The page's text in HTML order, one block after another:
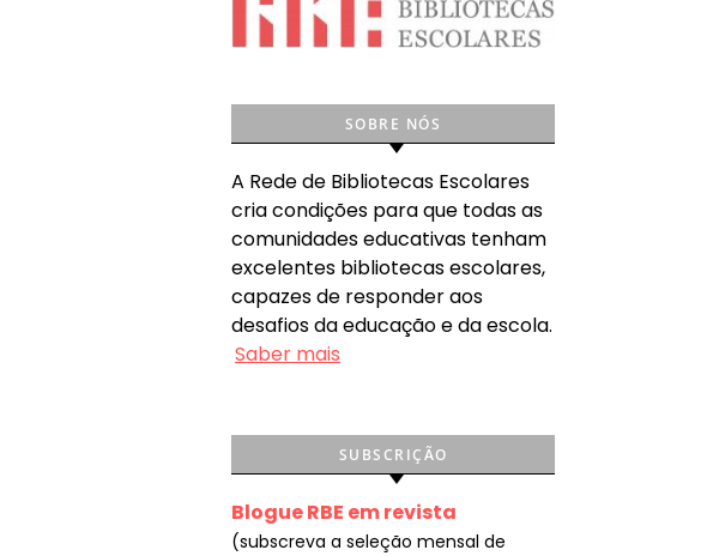
SOBRE NÓS
A Rede de Bibliotecas Escolares
cria condições para que todas as
comunidades educativas tenham
excelentes bibliotecas escolares,
capazes de responder aos
desafios da educação e da escola.
Saber mais
SUBSCRIÇÃO
Blogue RBE em revista
(subscreva a seleção mensal de